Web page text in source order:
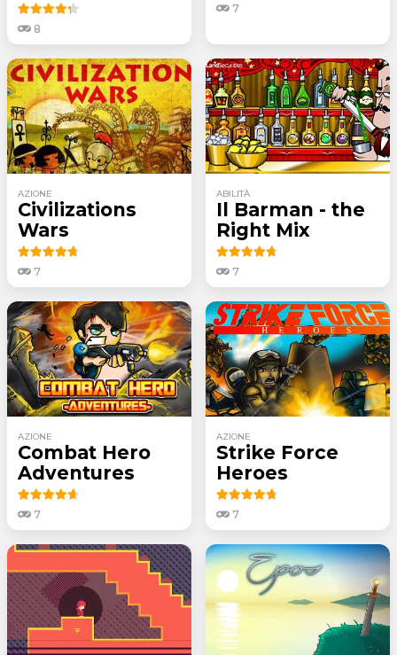
8
7
AZIONE
Civilizations
Wars
7
ABILITÀ
Il Barman - the
Right Mix
7
AZIONE
Combat Hero
Adventures
7
AZIONE
Strike Force
Heroes
7